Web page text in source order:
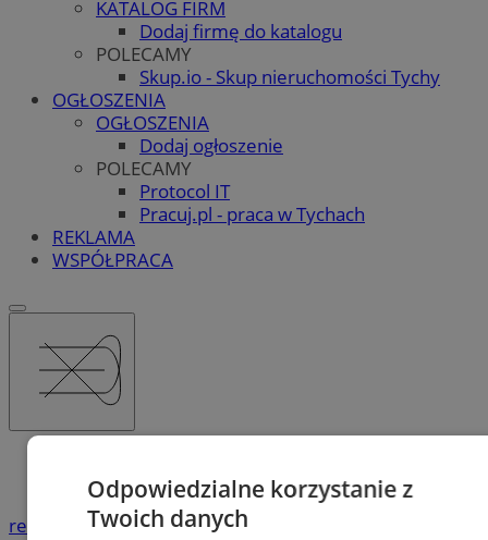
KATALOG FIRM
Dodaj firmę do katalogu
POLECAMY
Skup.io - Skup nieruchomości Tychy
OGŁOSZENIA
OGŁOSZENIA
Dodaj ogłoszenie
POLECAMY
Protocol IT
Pracuj.pl - praca w Tychach
REKLAMA
WSPÓŁPRACA
Zdrowie
reklama
Odpowiedzialne korzystanie z
Twoich danych